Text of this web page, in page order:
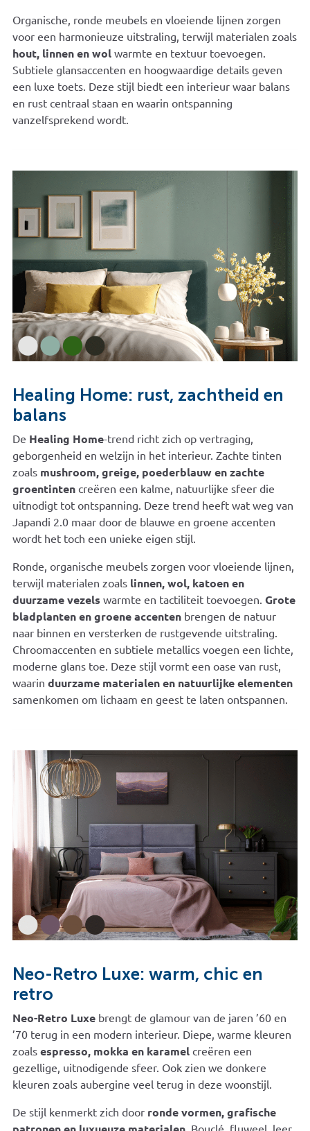
Organische, ronde meubels en vloeiende lijnen zorgen
voor een harmonieuze uitstraling, terwijl materialen zoals
hout, linnen en wol warmte en textuur toevoegen.
Subtiele glansaccenten en hoogwaardige details geven
een luxe toets. Deze stijl biedt een interieur waar balans
en rust centraal staan en waarin ontspanning
vanzelfsprekend wordt.
Healing Home: rust, zachtheid en
balans
De Healing Home-trend richt zich op vertraging,
geborgenheid en welzijn in het interieur. Zachte tinten
zoals mushroom, greige, poederblauw en zachte
groentinten creëren een kalme, natuurlijke sfeer die
uitnodigt tot ontspanning. Deze trend heeft wat weg van
Japandi 2.0 maar door de blauwe en groene accenten
wordt het toch een unieke eigen stijl.
Ronde, organische meubels zorgen voor vloeiende lijnen,
terwijl materialen zoals linnen, wol, katoen en
duurzame vezels warmte en tactiliteit toevoegen. Grote
bladplanten en groene accenten brengen de natuur
naar binnen en versterken de rustgevende uitstraling.
Chroomaccenten en subtiele metallics voegen een lichte,
moderne glans toe. Deze stijl vormt een oase van rust,
waarin duurzame materialen en natuurlijke elementen
samenkomen om lichaam en geest te laten ontspannen.
Neo-Retro Luxe: warm, chic en
retro
Neo-Retro Luxe brengt de glamour van de jaren ’60 en
’70 terug in een modern interieur. Diepe, warme kleuren
zoals espresso, mokka en karamel creëren een
gezellige, uitnodigende sfeer. Ook zien we donkere
kleuren zoals aubergine veel terug in deze woonstijl.
De stijl kenmerkt zich door ronde vormen, grafische